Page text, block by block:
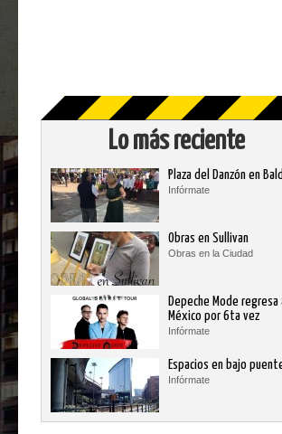
Lo más reciente
Plaza del Danzón en
Infórmate
Obras en Sullivan
Obras en la Ciudad
Depeche Mode regresa
México por 6ta vez
Infórmate
Espacios en bajo
Infórmate